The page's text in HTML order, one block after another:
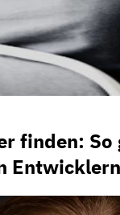
finden: So
Entwicklern